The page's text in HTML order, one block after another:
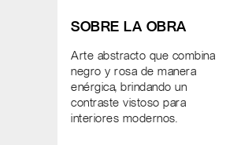
SOBRE LA OBRA
Arte abstracto que combina
negro y rosa de manera
enérgica, brindando un
contraste vistoso para
interiores modernos.